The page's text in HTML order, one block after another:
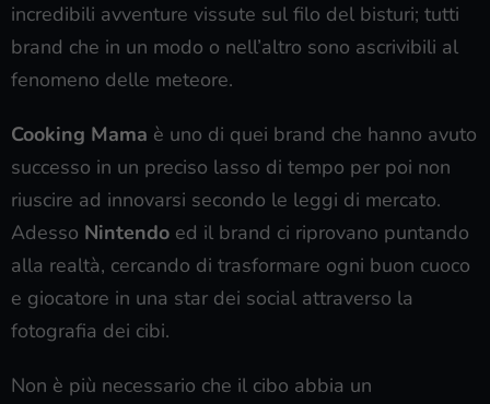
incredibili avventure vissute sul filo del bisturi; tutti
brand che in un modo o nell’altro sono ascrivibili al
fenomeno delle meteore.
Cooking Mama è uno di quei brand che hanno avuto
successo in un preciso lasso di tempo per poi non
riuscire ad innovarsi secondo le leggi di mercato.
Adesso Nintendo ed il brand ci riprovano puntando
alla realtà, cercando di trasformare ogni buon cuoco
e giocatore in una star dei social attraverso la
fotografia dei cibi.
Non è più necessario che il cibo abbia un